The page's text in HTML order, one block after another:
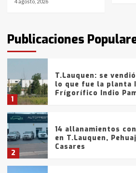
4 agosto, 2026
Publicacionesfueron detenidos por
comercialización de
tarde del sábado
1
T.Lauquen: se
lo que fue la planta
Frígorífico Indio
2
14 allanamientos
en T.Lauquen,
Casares